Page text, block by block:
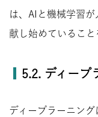
は、AIと機械学習
献し始めていること
5.2. ディープ
ディープラーニン